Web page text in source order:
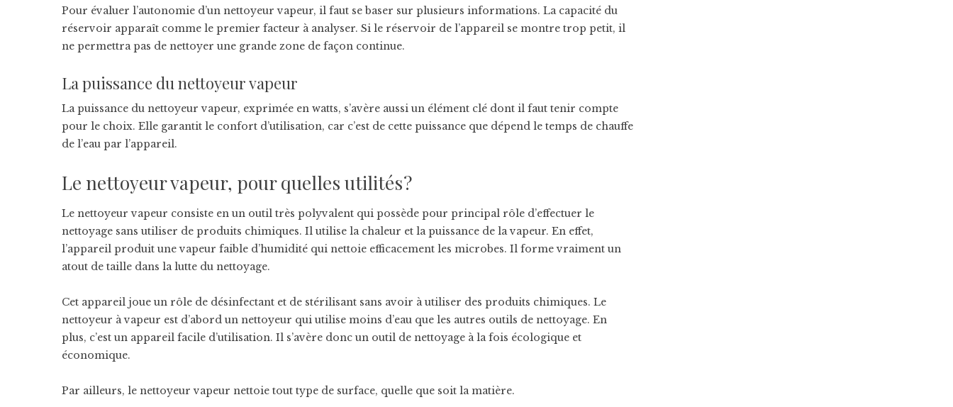
Pour évaluer l’autonomie d’un nettoyeur vapeur, il faut se baser sur plusieurs informations. La capacité du
réservoir apparaît comme le premier facteur à analyser. Si le réservoir de l’appareil se montre trop petit, il
ne permettra pas de nettoyer une grande zone de façon continue.
La puissance du nettoyeur vapeur
La puissance du nettoyeur vapeur, exprimée en watts, s’avère aussi un élément clé dont il faut tenir compte
pour le choix. Elle garantit le confort d’utilisation, car c’est de cette puissance que dépend le temps de chauffe
de l’eau par l’appareil.
Le nettoyeur vapeur, pour quelles utilités ?
Le nettoyeur vapeur consiste en un outil très polyvalent qui possède pour principal rôle d’effectuer le
nettoyage sans utiliser de produits chimiques. Il utilise la chaleur et la puissance de la vapeur. En effet,
l’appareil produit une vapeur faible d’humidité qui nettoie efficacement les microbes. Il forme vraiment un
atout de taille dans la lutte du nettoyage.
Cet appareil joue un rôle de désinfectant et de stérilisant sans avoir à utiliser des produits chimiques. Le
nettoyeur à vapeur est d’abord un nettoyeur qui utilise moins d’eau que les autres outils de nettoyage. En
plus, c’est un appareil facile d’utilisation. Il s’avère donc un outil de nettoyage à la fois écologique et
économique.
Par ailleurs, le nettoyeur vapeur nettoie tout type de surface, quelle que soit la matière.